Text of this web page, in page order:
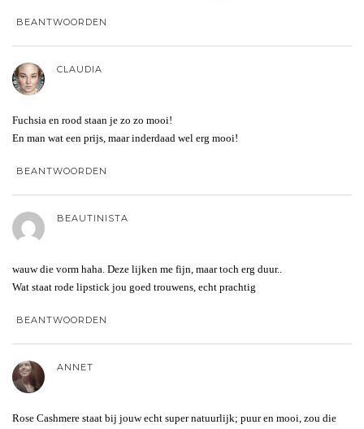
BEANTWOORDEN
CLAUDIA
Fuchsia en rood staan je zo zo mooi!
En man wat een prijs, maar inderdaad wel erg mooi!
BEANTWOORDEN
BEAUTINISTA
wauw die vorm haha. Deze lijken me fijn, maar toch erg duur..
Wat staat rode lipstick jou goed trouwens, echt prachtig
BEANTWOORDEN
ANNET
Rose Cashmere staat bij jouw echt super natuurlijk; puur en mooi, zou die